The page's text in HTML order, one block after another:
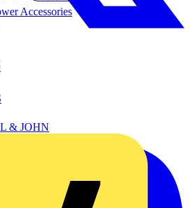
Accessories
& JOHN